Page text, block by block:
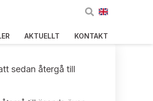
AKTUELLT KONTAKT
sedan återgå till